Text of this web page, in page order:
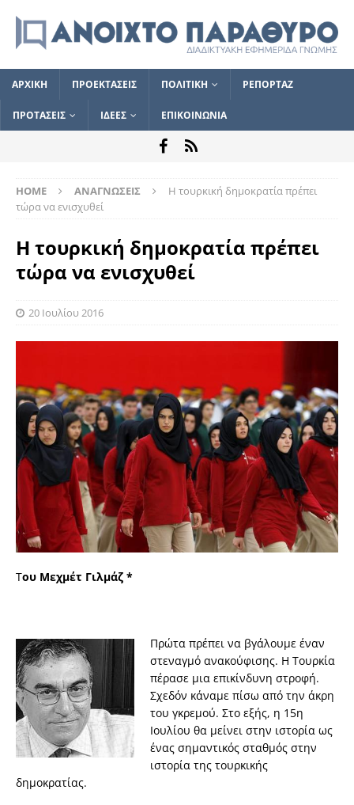
ΑΡΧΙΚΗ ΠΡΟΕΚΤΑΣΕΙΣ ΠΟΛΙΤΙΚΗ ΡΕΠΟΡΤΑΖ
ΠΡΟΤΑΣΕΙΣ ΙΔΕΕΣ ΕΠΙΚΟΙΝΩΝΙΑ
HOME ΑΝΑΓΝΩΣΕΙΣ
Η τουρκική δημοκρατία πρέπει
τώρα να ενισχυθεί
Η τουρκική δημοκρατία πρέπει
τώρα να ενισχυθεί
20 Ιουλίου 2016
Του Μεχμέτ Γιλμάζ *
Πρώτα πρέπει να βγάλουμε έναν
στεναγμό ανακούφισης. Η Τουρκία
πέρασε μια επικίνδυνη στροφή.
Σχεδόν κάναμε πίσω από την άκρη
του γκρεμού. Στο εξής, η 15η
Ιουλίου θα μείνει στην ιστορία ως
ένας σημαντικός σταθμός στην
ιστορία της τουρκικής
δημοκρατίας.